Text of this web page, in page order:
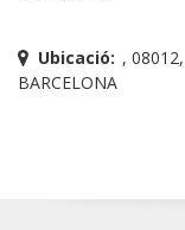
Ubicació: ,
BARCELONA